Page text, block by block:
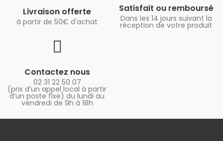
Livraison offerte
à partir de 50€ d'achat
Satisfait ou remboursé
Dans les 14 jours suivant la
réception de votre produit
Contactez nous
02 31 22 50 07
(prix d’un appel local à partir
d’un poste fixe) du lundi au
vendredi de 9h à 18h